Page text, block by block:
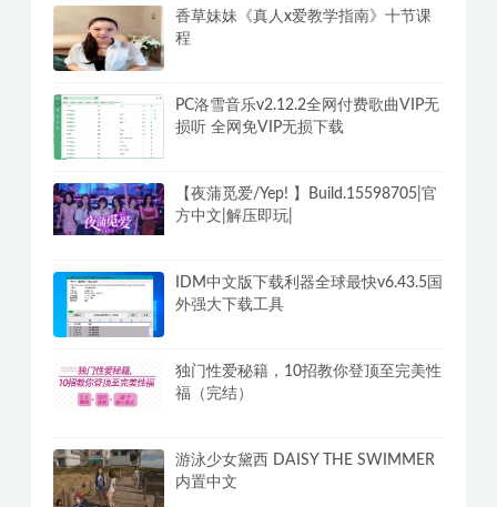
香草妹妹《真人x爱教学指南》十节课
程
PC洛雪音乐v2.12.2全网付费歌曲VIP无
损听 全网免VIP无损下载
【夜蒲觅爱/Yep! 】Build.15598705|官
方中文|解压即玩|
IDM中文版下载利器全球最快v6.43.5国
外强大下载工具
独门性爱秘籍，10招教你登顶至完美性
福（完结）
游泳少女黛西 DAISY THE SWIMMER
内置中文